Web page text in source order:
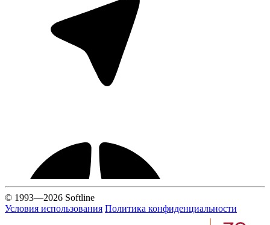
© 1993—2026 Softline
Условия использования Политика конфиденциальности